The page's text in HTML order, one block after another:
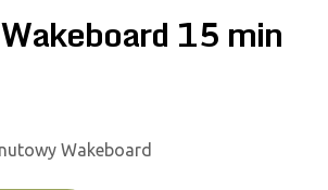
15 min
Wakeboard